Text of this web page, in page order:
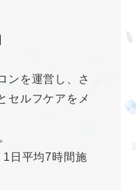
ンを運営し、さ
セルフケアをメ
1日平均7時間施